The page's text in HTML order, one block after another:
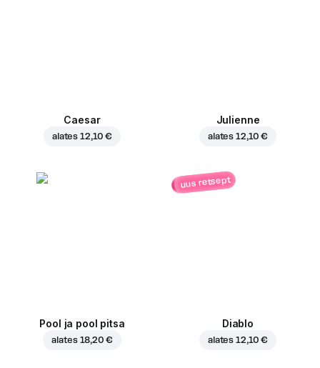
Caesar
alates 12,10 €
Julienne
alates 12,10 €
Pool ja pool pitsa
alates 18,20 €
uus retsept
Diablo
alates 12,10 €